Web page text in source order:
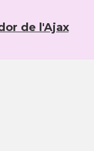
de l'Ajax